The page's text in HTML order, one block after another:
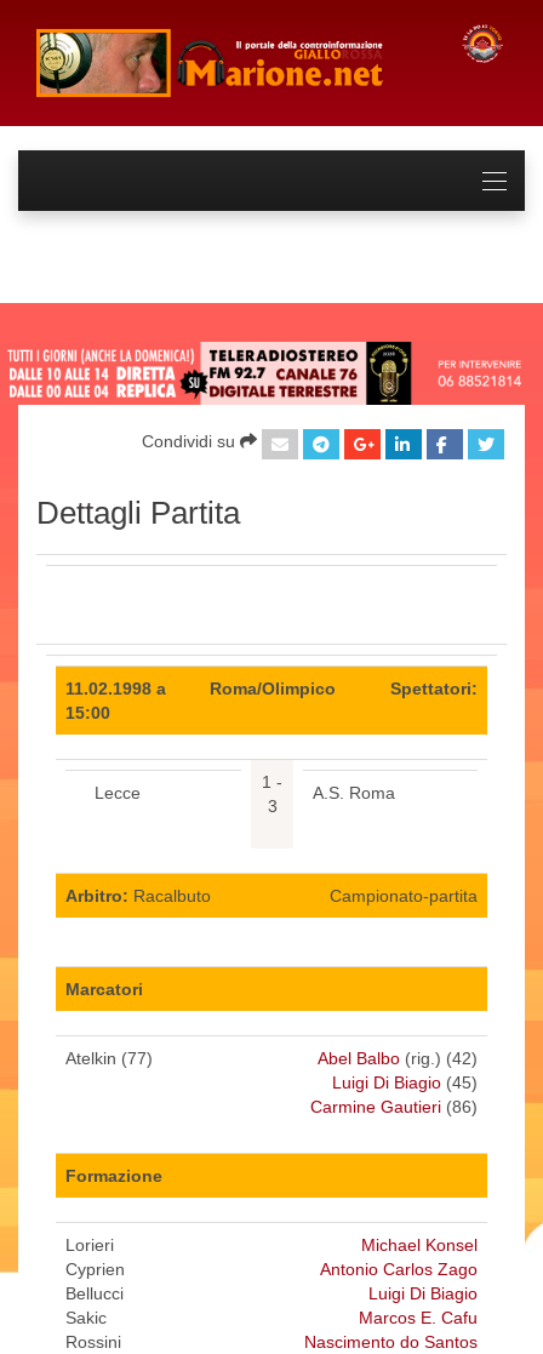
Condividi su
Dettagli Partita
11.02.1998 a
15:00
Roma/Olimpico Spettatori:
Lecce
1 -
3
A.S. Roma
Arbitro: Racalbuto Campionato-partita
Marcatori
Atelkin (77) Abel Balbo (rig.) (42)
Luigi Di Biagio (45)
Carmine Gautieri (86)
Formazione
Lorieri
Cyprien
Bellucci
Sakic
Rossini
Michael Konsel
Antonio Carlos Zago
Luigi Di Biagio
Marcos E. Cafu
Nascimento do Santos